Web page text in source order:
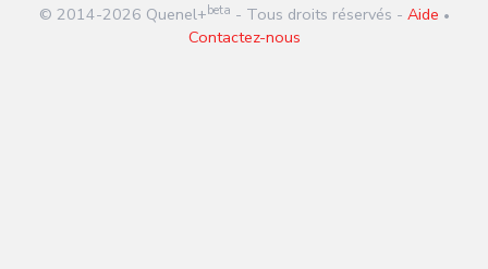
1 an !
© 2014-2026 Quenel+ beta - Tous droits réservés - Aide •
Contactez-nous